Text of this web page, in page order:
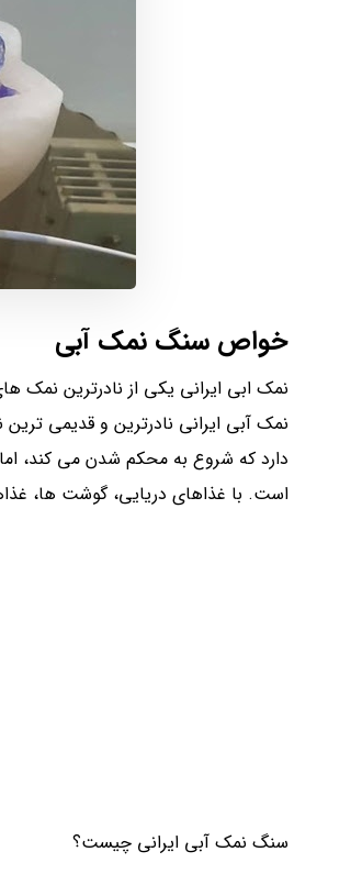
خواص سنگ نمک آبی
نمک ابی ایرانی یکی از نادرترین
نمک آبی ایرانی نادرترین و قدیمی
دارد که شروع به محکم شدن می کند،
است. با غذاهای دریایی، گوشت ها،
سنگ نمک آبی ایرانی چیست؟